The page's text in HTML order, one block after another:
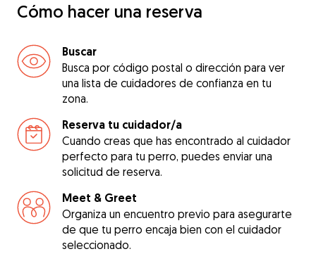
Cómo hacer una reserva
Buscar
Busca por código postal o dirección para ver
una lista de cuidadores de confianza en tu
zona.
Reserva tu cuidador/a
Cuando creas que has encontrado al cuidador
perfecto para tu perro, puedes enviar una
solicitud de reserva.
Meet & Greet
Organiza un encuentro previo para asegurarte
de que tu perro encaja bien con el cuidador
seleccionado.